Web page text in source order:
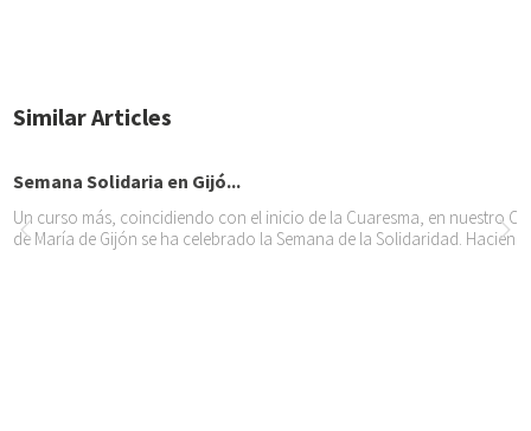
Similar Articles
Semana Solidaria en Gijó...
Un curso más, coincidiendo con el inicio de la Cuaresma, en nuestro
de María de Gijón se ha celebrado la Semana de la Solidaridad.